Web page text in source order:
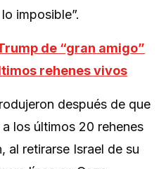
imposible”.
de “gran amigo”
rehenes vivos
después de que
los últimos 20 rehenes
al retirarse Israel de su